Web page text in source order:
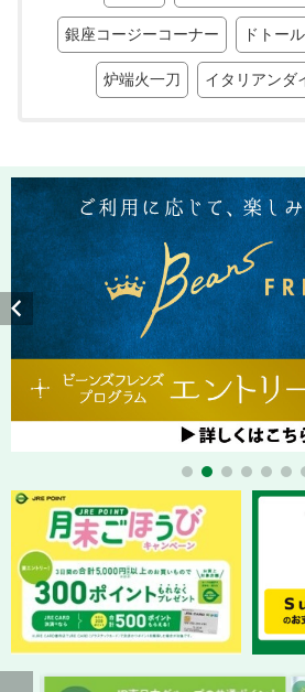
銀座コージーコーナー ドトー
炉端火一刀 イタリアンダ